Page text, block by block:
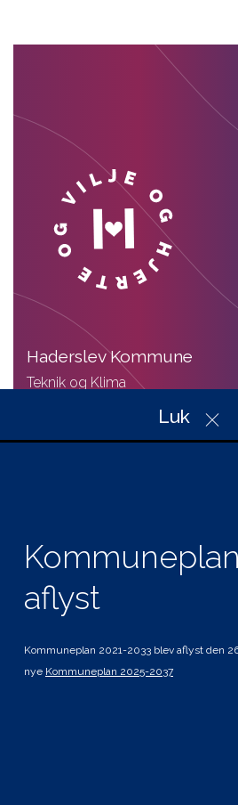
Luk
aflyst
Kommuneplan 2021-2033 blev aflyst den
nye Kommuneplan 2025-2037
Haderslev Kommune
Teknik og Klima
Christian X’s Vej 39, Indgang A
Genveje
Planer i høring
Andre planer og strategier